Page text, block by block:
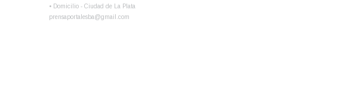
• Domicilio - Ciudad de La Plata
prensaportalesba@gmail.com